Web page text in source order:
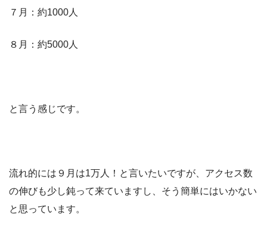
７月：約1000人
８月：約5000人
と言う感じです。
流れ的には９月は1万人！と言いたいですが、アクセス数
の伸びも少し鈍って来ていますし、そう簡単にはいかない
と思っています。